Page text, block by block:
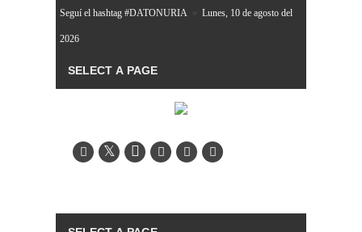
Seguí el hashtag #DATONURIA » Lunes, 10 de agosto del
2026